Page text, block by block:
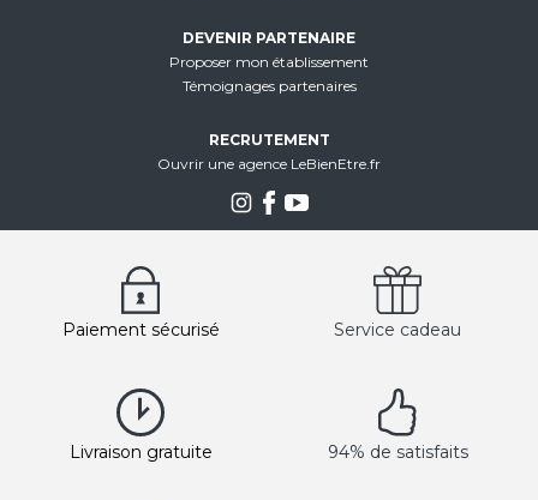
DEVENIR PARTENAIRE
Proposer mon établissement
Témoignages partenaires
RECRUTEMENT
Ouvrir une agence LeBienEtre.fr
Paiement sécurisé Service cadeau
Livraison gratuite 94% de satisfaits